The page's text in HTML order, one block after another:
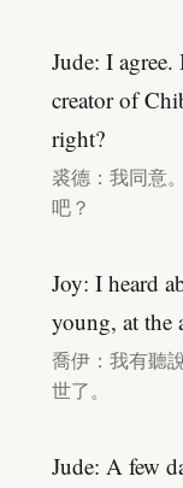
Jude: I
creator of
right?
裘德：我同意
吧？
Joy: I heard
young, at the
喬伊：我有聽
世了。
Jude: A few